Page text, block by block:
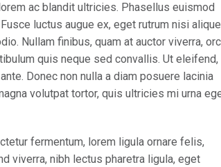
ac blandit ultricies. Phasellus euismod
luctus augue ex, eget rutrum nisi
Nullam finibus, quam at auctor viverra,
quis neque sed convallis. Ut eleifend,
Donec non nulla a diam posuere lacinia
volutpat tortor, quis ultricies mi urna
fermentum, lorem ligula ornare felis,
viverra, nibh lectus pharetra ligula, eget